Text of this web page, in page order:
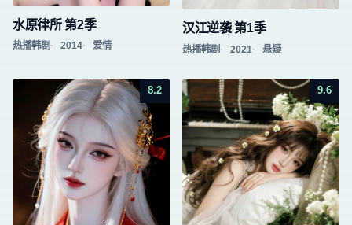
水原律所 第2季
热播韩剧 2014 爱情
汉江逆袭 第1季
热播韩剧 2021 悬疑
8.2 9.6